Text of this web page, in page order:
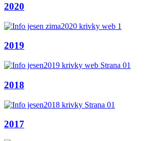
2020
2019
2018
2017